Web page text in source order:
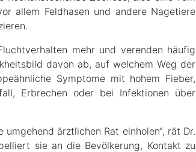
allem Feldhasen und andere Nagetiere
mehr und verenden häufig
davon ab, auf welchem Weg der
Symptome mit hohem Fieber,
Erbrechen oder bei Infektionen über
ärztlichen Rat einholen“, rät Dr.
sie an die Bevölkerung, Kontakt zu